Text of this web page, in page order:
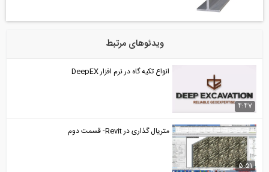
ویدئوهای مرتبط
4:47
انواع تکیه گاه در نرم افزار DeepEX
5:51
متریال گذاری در Revit- قسمت دوم